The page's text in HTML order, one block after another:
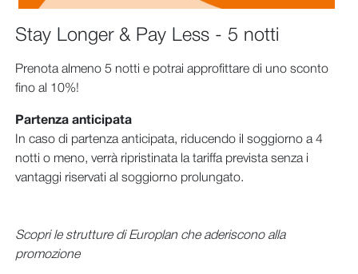
Stay Longer & Pay Less - 5 notti
Prenota almeno 5 notti e potrai approfittare di uno sconto
fino al 10%!
Partenza anticipata
In caso di partenza anticipata, riducendo il soggiorno a 4
notti o meno, verrà ripristinata la tariffa prevista senza i
vantaggi riservati al soggiorno prolungato.
Scopri le strutture di Europlan che aderiscono alla
promozione